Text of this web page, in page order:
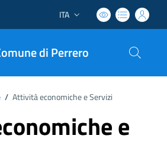
Lingua attiva:
ITA
di Perrero
/ Attività economiche e Servizi
e